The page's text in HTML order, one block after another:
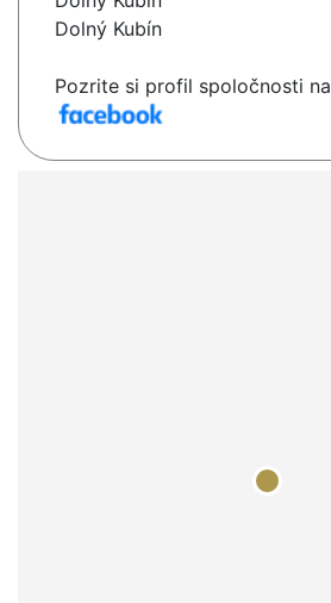
Dolný Kubín
Pozrite si profil spoločnosti na